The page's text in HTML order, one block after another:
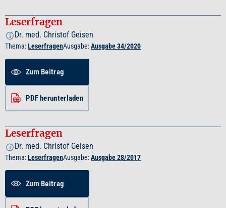
Leserfragen
i Dr. med. Christof Geisen
Thema:LeserfragenAusgabe:Ausgabe 34/2020
Zum Beitrag
PDF herunterladen
Leserfragen
i Dr. med. Christof Geisen
Thema:LeserfragenAusgabe:Ausgabe 28/2017
Zum Beitrag